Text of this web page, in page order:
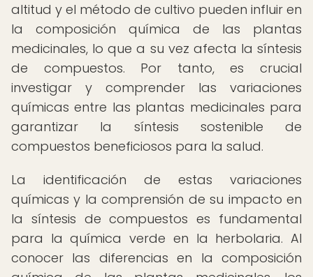
altitud y el método de cultivo pueden influir en
la composición química de las plantas
medicinales, lo que a su vez afecta la síntesis
de compuestos. Por tanto, es crucial
investigar y comprender las variaciones
químicas entre las plantas medicinales para
garantizar la síntesis sostenible de
compuestos beneficiosos para la salud.
La identificación de estas variaciones
químicas y la comprensión de su impacto en
la síntesis de compuestos es fundamental
para la química verde en la herbolaria. Al
conocer las diferencias en la composición